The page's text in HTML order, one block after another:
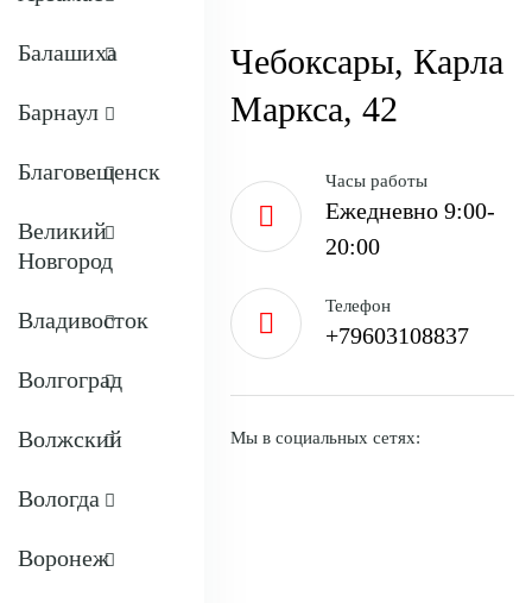
Балашиха
Барнаул
Благовещенск
Великий
Новгород
Владивосток
Волгоград
Волжский
Вологда
Воронеж
Чебоксары, Карла
Маркса, 42
Часы работы
Ежедневно 9:00-
20:00
Телефон
+79603108837
Мы в социальных сетях: